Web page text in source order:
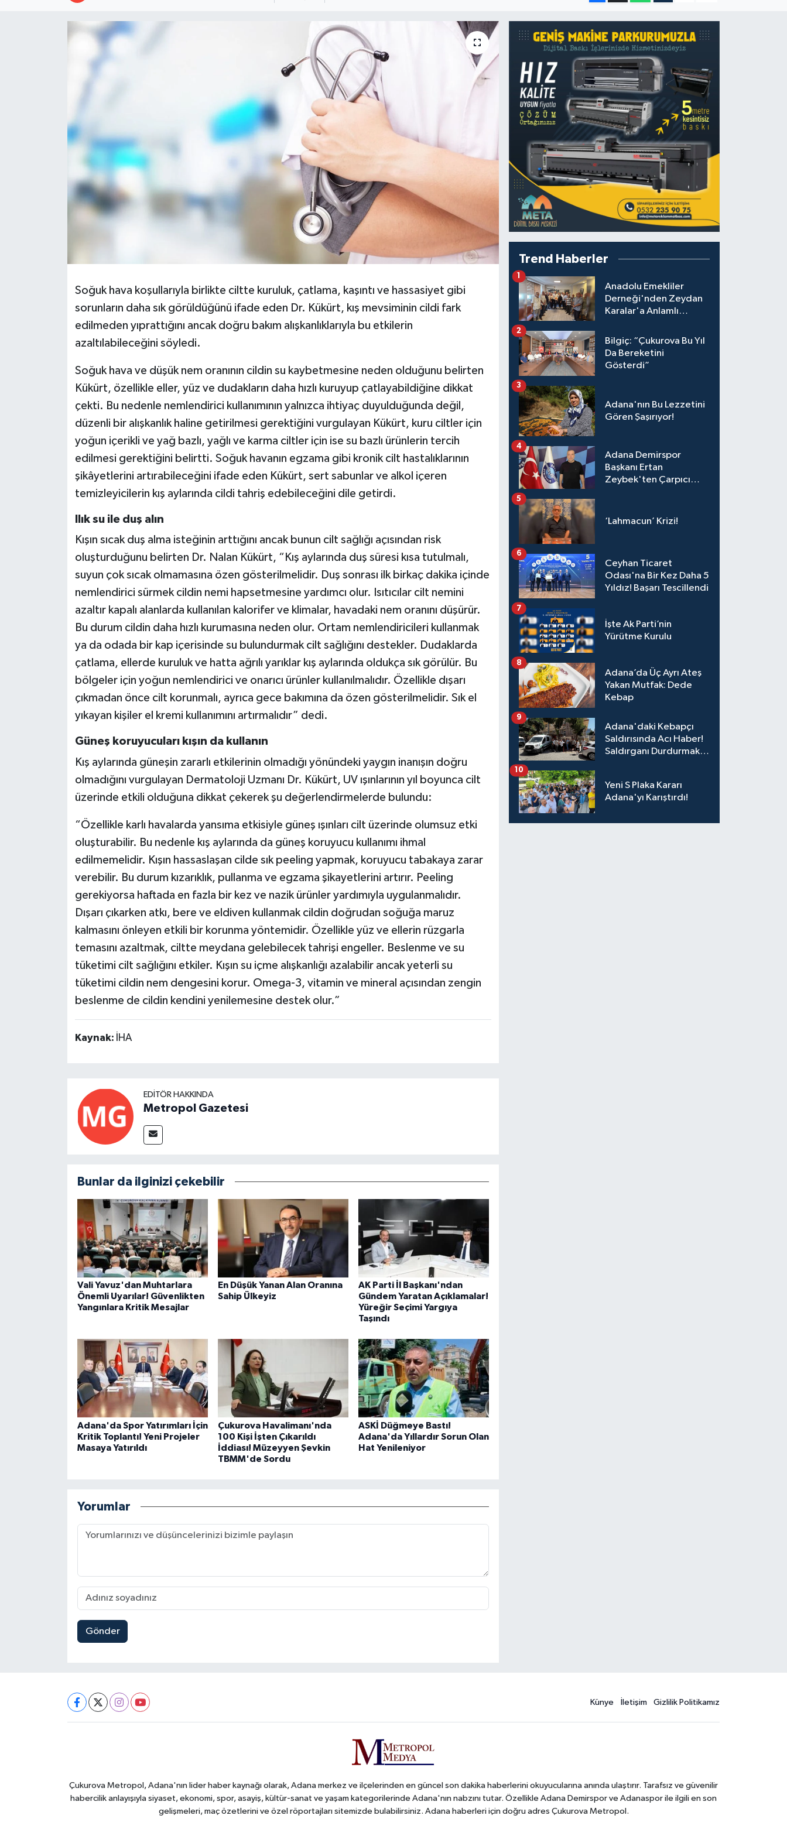
Soğuk hava koşullarıyla birlikte ciltte kuruluk, çatlama, kaşıntı ve hassasiyet gibi
sorunların daha sık görüldüğünü ifade eden Dr. Kükürt, kış mevsiminin cildi fark
edilmeden yıprattığını ancak doğru bakım alışkanlıklarıyla bu etkilerin
azaltılabileceğini söyledi.
Soğuk hava ve düşük nem oranının cildin su kaybetmesine neden olduğunu belirten
Kükürt, özellikle eller, yüz ve dudakların daha hızlı kuruyup çatlayabildiğine dikkat
çekti. Bu nedenle nemlendirici kullanımının yalnızca ihtiyaç duyulduğunda değil,
düzenli bir alışkanlık haline getirilmesi gerektiğini vurgulayan Kükürt, kuru ciltler için
yoğun içerikli ve yağ bazlı, yağlı ve karma ciltler için ise su bazlı ürünlerin tercih
edilmesi gerektiğini belirtti. Soğuk havanın egzama gibi kronik cilt hastalıklarının
şikâyetlerini artırabileceğini ifade eden Kükürt, sert sabunlar ve alkol içeren
temizleyicilerin kış aylarında cildi tahriş edebileceğini dile getirdi.
Ilık su ile duş alın
Kışın sıcak duş alma isteğinin arttığını ancak bunun cilt sağlığı açısından risk
oluşturduğunu belirten Dr. Nalan Kükürt, “Kış aylarında duş süresi kısa tutulmalı,
suyun çok sıcak olmamasına özen gösterilmelidir. Duş sonrası ilk birkaç dakika içinde
nemlendirici sürmek cildin nemi hapsetmesine yardımcı olur. Isıtıcılar cilt nemini
azaltır kapalı alanlarda kullanılan kalorifer ve klimalar, havadaki nem oranını düşürür.
Bu durum cildin daha hızlı kurumasına neden olur. Ortam nemlendiricileri kullanmak
ya da odada bir kap içerisinde su bulundurmak cilt sağlığını destekler. Dudaklarda
çatlama, ellerde kuruluk ve hatta ağrılı yarıklar kış aylarında oldukça sık görülür. Bu
bölgeler için yoğun nemlendirici ve onarıcı ürünler kullanılmalıdır. Özellikle dışarı
çıkmadan önce cilt korunmalı, ayrıca gece bakımına da özen gösterilmelidir. Sık el
yıkayan kişiler el kremi kullanımını artırmalıdır” dedi.
Güneş koruyucuları kışın da kullanın
Kış aylarında güneşin zararlı etkilerinin olmadığı yönündeki yaygın inanışın doğru
olmadığını vurgulayan Dermatoloji Uzmanı Dr. Kükürt, UV ışınlarının yıl boyunca cilt
üzerinde etkili olduğuna dikkat çekerek şu değerlendirmelerde bulundu:
“Özellikle karlı havalarda yansıma etkisiyle güneş ışınları cilt üzerinde olumsuz etki
oluşturabilir. Bu nedenle kış aylarında da güneş koruyucu kullanımı ihmal
edilmemelidir. Kışın hassaslaşan cilde sık peeling yapmak, koruyucu tabakaya zarar
verebilir. Bu durum kızarıklık, pullanma ve egzama şikayetlerini artırır. Peeling
gerekiyorsa haftada en fazla bir kez ve nazik ürünler yardımıyla uygulanmalıdır.
Dışarı çıkarken atkı, bere ve eldiven kullanmak cildin doğrudan soğuğa maruz
kalmasını önleyen etkili bir korunma yöntemidir. Özellikle yüz ve ellerin rüzgarla
temasını azaltmak, ciltte meydana gelebilecek tahrişi engeller. Beslenme ve su
tüketimi cilt sağlığını etkiler. Kışın su içme alışkanlığı azalabilir ancak yeterli su
tüketimi cildin nem dengesini korur. Omega-3, vitamin ve mineral açısından zengin
beslenme de cildin kendini yenilemesine destek olur.”
Kaynak: İHA
EDITÖR HAKKINDA
Metropol Gazetesi
Bunlar da ilginizi çekebilir
Vali Yavuz'dan Muhtarlara
Önemli Uyarılar! Güvenlikten
Yangınlara Kritik Mesajlar
En Düşük Yanan Alan Oranına
Sahip Ülkeyiz
AK Parti İl Başkanı'ndan
Gündem Yaratan Açıklamalar!
Yüreğir Seçimi Yargıya
Taşındı
Adana'da Spor Yatırımları İçin
Kritik Toplantı! Yeni Projeler
Masaya Yatırıldı
Çukurova Havalimanı'nda
100 Kişi İşten Çıkarıldı
İddiası! Müzeyyen Şevkin
TBMM'de Sordu
ASKİ Düğmeye Bastı!
Adana'da Yıllardır Sorun Olan
Hat Yenileniyor
Yorumlar
Gönder
Trend Haberler
Anadolu Emekliler
Derneği'nden Zeydan
Karalar'a Anlamlı
1
Bilgiç: “Çukurova Bu Yıl
Da Bereketini
Gösterdi”
2
Adana'nın Bu Lezzetini
Gören Şaşırıyor!
3
Adana Demirspor
Başkanı Ertan
Zeybek'ten Çarpıcı
Sürer"
4
‘Lahmacun’ Krizi!
5
Ceyhan Ticaret
Odası'na Bir Kez Daha 5
Yıldız! Başarı Tescillendi
6
İşte Ak Parti’nin
Yürütme Kurulu
7
Adana’da Üç Ayrı Ateş
Yakan Mutfak: Dede
Kebap
8
Adana'daki Kebapçı
Saldırısında Acı Haber!
Saldırganı Durdurmak
9
Yeni S Plaka Kararı
Adana'yı Karıştırdı!
10
Künye İletişim Gizlilik Politikamız
Çukurova Metropol, Adana'nın lider haber kaynağı olarak, Adana merkez ve ilçelerinden en güncel son dakika haberlerini okuyucularına anında ulaştırır. Tarafsız ve güvenilir
habercilik anlayışıyla siyaset, ekonomi, spor, asayiş, kültür-sanat ve yaşam kategorilerinde Adana'nın nabzını tutar. Özellikle Adana Demirspor ve Adanaspor ile ilgili en son
gelişmeleri, maç özetlerini ve özel röportajları sitemizde bulabilirsiniz. Adana haberleri için doğru adres Çukurova Metropol.
Resmi İlanlar